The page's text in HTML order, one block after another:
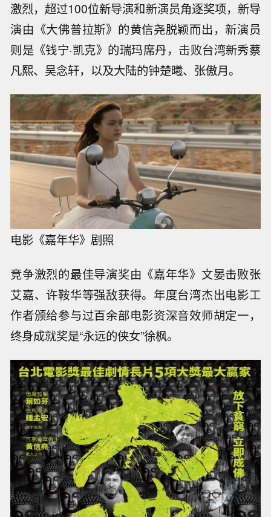
激烈，超过100位新导演和新演员角逐奖项，新导
演由《大佛普拉斯》的黄信尧脱颖而出，新演员
则是《钱宁·凯克》的瑞玛席丹，击败台湾新秀蔡
凡熙、吴念轩，以及大陆的钟楚曦、张傲月。
电影《嘉年华》剧照
竞争激烈的最佳导演奖由《嘉年华》文晏击败张
艾嘉、许鞍华等强敌获得。年度台湾杰出电影工
作者颁给参与过百余部电影资深音效师胡定一，
终身成就奖是“永远的侠女”徐枫。